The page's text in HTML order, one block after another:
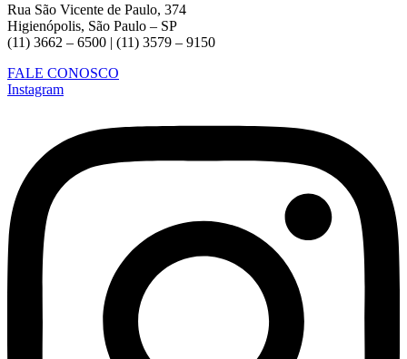
Rua São Vicente de Paulo, 374
Higienópolis, São Paulo – SP
(11) 3662 – 6500 | (11) 3579 – 9150
FALE CONOSCO
Instagram